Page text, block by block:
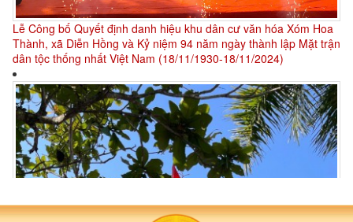
Lễ Công bố Quyết định danh hiệu khu dân cư văn hóa Xóm Hoa
Thành, xã Diễn Hồng và Kỷ niệm 94 năm ngày thành lập Mặt trận
dân tộc thống nhất Việt Nam (18/11/1930-18/11/2024)